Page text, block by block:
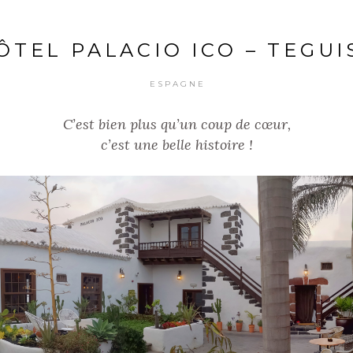
PALACIO ICO –
ESPAGNE
C’est bien plus qu’un coup de cœur,
c’est une belle histoire !